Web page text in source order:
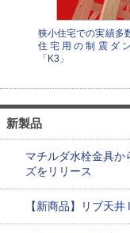
狭小住宅での実績多
住宅用の制震ダ
「K3」
新製品
マチルダ水栓金具
ズをリリース
【新商品】リブ天